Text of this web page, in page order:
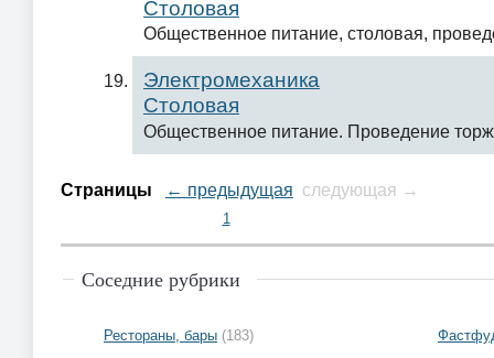
Столовая
Общественное питание, столовая,
Электромеханика
Столовая
Общественное питание. Проведение
Страницы ← предыдущая следующая →
1
Соседние рубрики
Рестораны, бары (183)